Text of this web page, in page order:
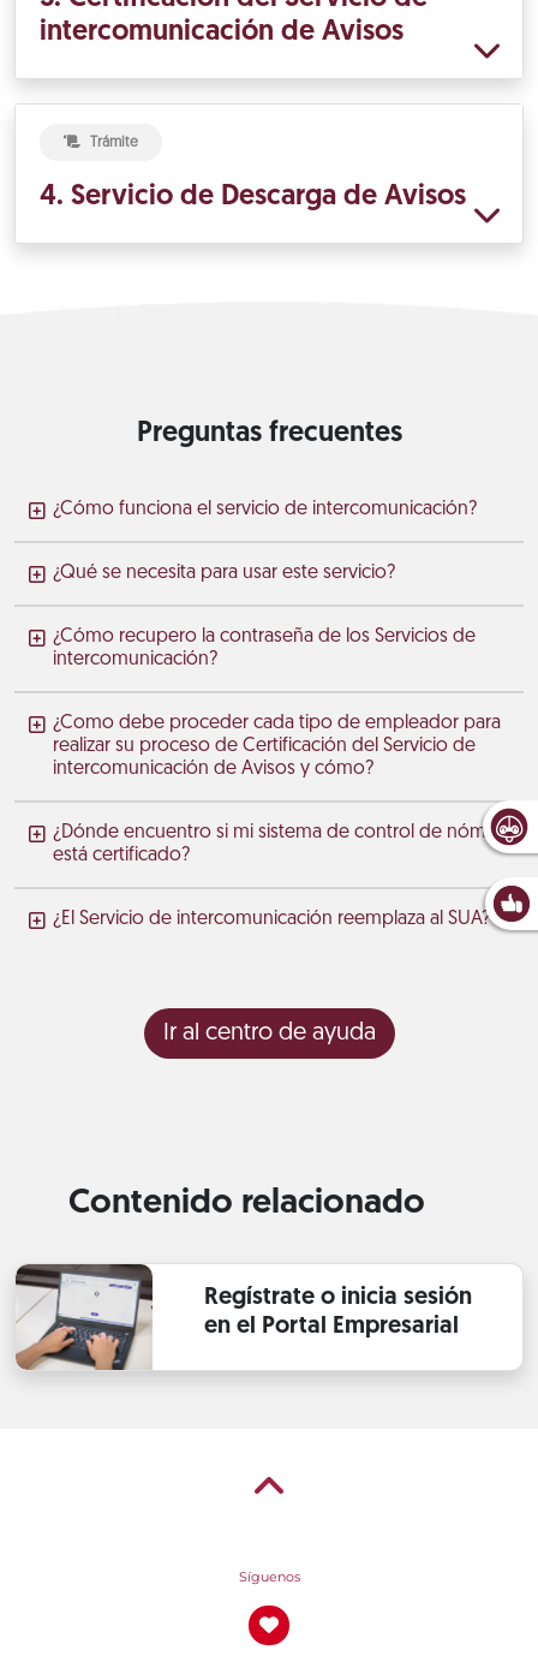
intercomunicación de Avisos
Trámite
4. Servicio de Descarga de Avisos
Preguntas frecuentes
¿Cómo funciona el servicio de intercomunicación?
¿Qué se necesita para usar este servicio?
¿Cómo recupero la contraseña de los Servicios de
intercomunicación?
¿Como debe proceder cada tipo de empleador para
realizar su proceso de Certificación del Servicio de
intercomunicación de Avisos y cómo?
¿Dónde encuentro si mi sistema de control de nómina
está certificado?
¿El Servicio de intercomunicación reemplaza al SUA?
Ir al centro de ayuda
Contenido relacionado
Regístrate o inicia sesión
en el Portal Empresarial
Síguenos